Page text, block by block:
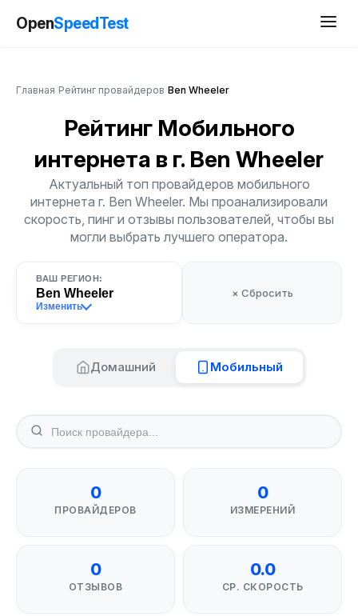
OpenSpeedTest
Главная Рейтинг провайдеров Ben Wheeler
Рейтинг Мобильного
интернета в г. Ben Wheeler
Актуальный топ провайдеров мобильного
интернета г. Ben Wheeler. Мы проанализировали
скорость, пинг и отзывы пользователей, чтобы вы
могли выбрать лучшего оператора.
ВАШ РЕГИОН:
Ben Wheeler
Изменить
× Сбросить
Домашний Мобильный
0
ПРОВАЙДЕРОВ
0
ИЗМЕРЕНИЙ
0
ОТЗЫВОВ
0.0
СР. СКОРОСТЬ